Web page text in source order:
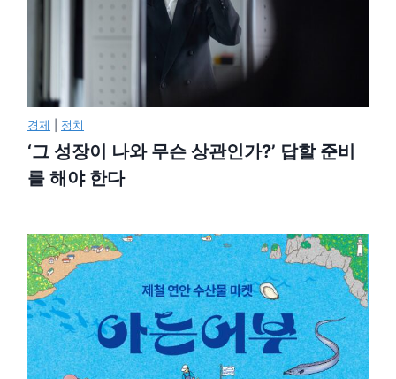
경제 정치
‘그 성장이 나와 무슨 상관인가?’ 답할 준비
를 해야 한다